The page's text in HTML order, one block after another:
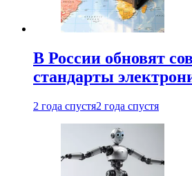
В России обновят
стандарты
2 года спустя2 года спустя